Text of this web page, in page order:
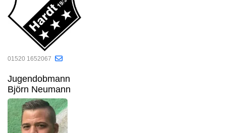
01520 1652067
Jugendobmann
Björn Neumann